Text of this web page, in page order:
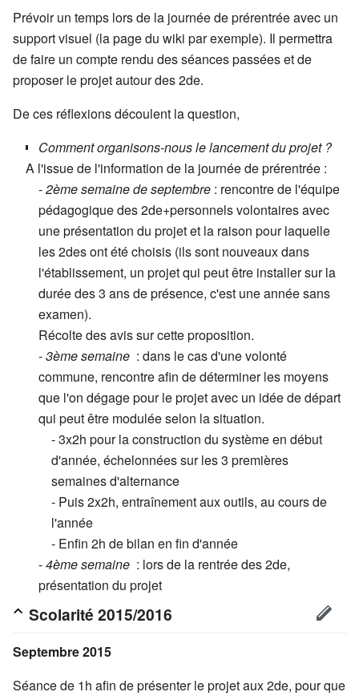
Prévoir un temps lors de la journée de prérentrée avec un
support visuel (la page du wiki par exemple). Il permettra
de faire un compte rendu des séances passées et de
proposer le projet autour des 2de.
De ces réflexions découlent la question,
Comment organisons-nous le lancement du projet ?
A l'issue de l'information de la journée de prérentrée :
-2ème semaine de septembre : rencontre de l'équipe
pédagogique des 2de+personnels volontaires avec
une présentation du projet et la raison pour laquelle
les 2des ont été choisis (ils sont nouveaux dans
l'établissement, un projet qui peut être installer sur la
durée des 3 ans de présence, c'est une année sans
examen).
Récolte des avis sur cette proposition.
-3ème semaine : dans le cas d'une volonté
commune, rencontre afin de déterminer les moyens
que l'on dégage pour le projet avec un idée de départ
qui peut être modulée selon la situation.
- 3x2h pour la construction du système en début
d'année, échelonnées sur les 3 premières
semaines d'alternance
- Puis 2x2h, entraînement aux outils, au cours de
l'année
- Enfin 2h de bilan en fin d'année
-4ème semaine : lors de la rentrée des 2de,
présentation du projet
Scolarité 2015/2016
Septembre 2015
Séance de 1h afin de présenter le projet aux 2de, pour que